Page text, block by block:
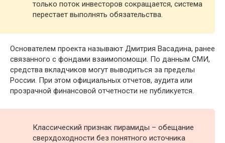
только поток инвесторов сокращается, система
перестает выполнять обязательства.
Основателем проекта называют Дмитрия Васадина, ранее
связанного с фондами взаимопомощи. По данным СМИ,
средства вкладчиков могут выводиться за пределы
России. При этом официальных отчетов, аудита или
прозрачной финансовой отчетности не публикуется.
Классический признак пирамиды – обещание
сверхдоходности без понятного источника